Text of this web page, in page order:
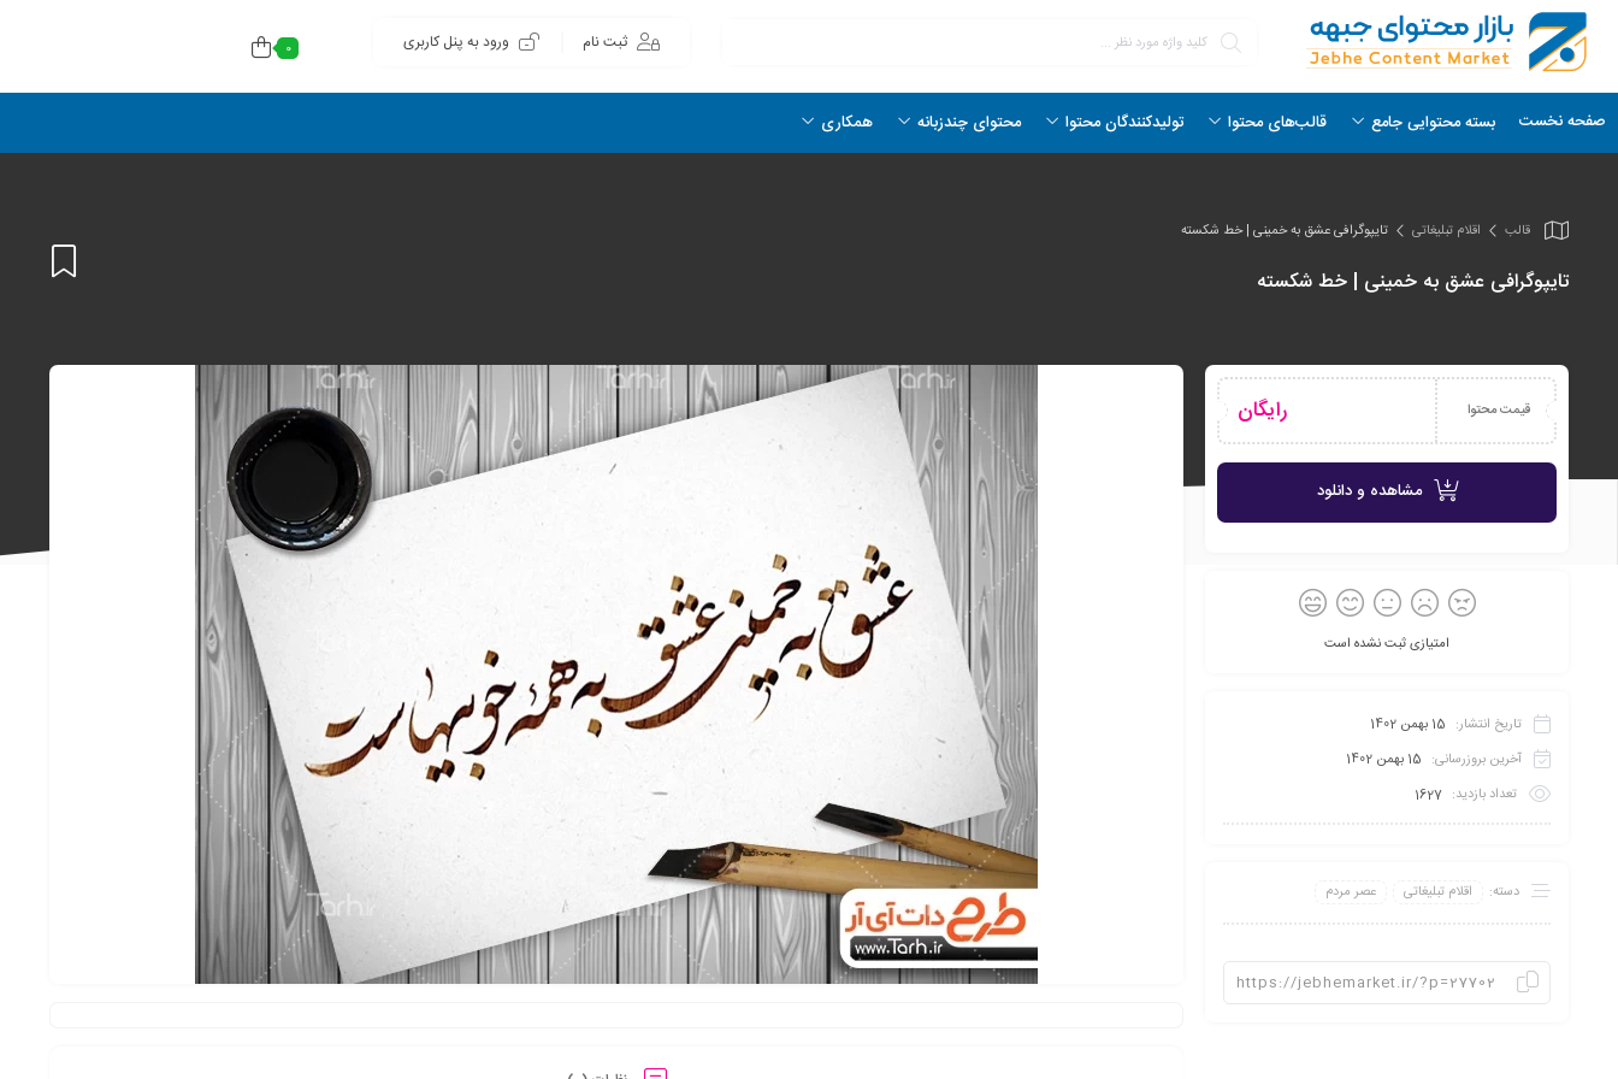
ثبت نام ورود به پنل کاربری 0
صفحه نخست بسته محتوایی جامع قالب‌های محتوا تولیدکنندگان محتوا محتوای چندزبانه همکاری
قالب اقلام تبلیغاتی تایپوگرافی عشق به خمینی | خط شکسته
تایپوگرافی عشق به خمینی | خط شکسته
قیمت محتوا رایگان
مشاهده و دانلود
امتیازی ثبت نشده است
تاریخ انتشار: 15 بهمن 1402
آخرین بروزرسانی: 15 بهمن 1402
تعداد بازدید: 1627
دسته: اقلام تبلیغاتی عصر مردم